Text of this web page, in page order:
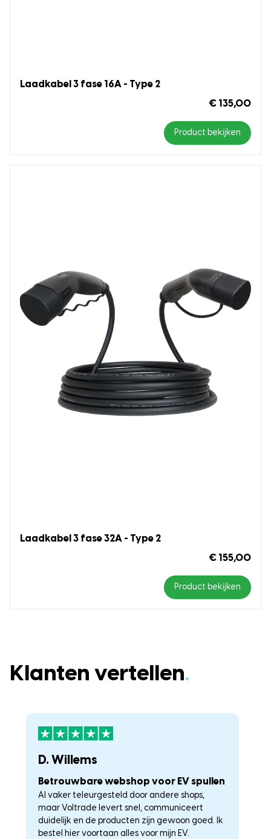
Laadkabel 3 fase 16A - Type 2
€ 135,00
Product bekijken
Laadkabel 3 fase 32A - Type 2
€ 155,00
Product bekijken
Klanten vertellen.
D. Willems
Betrouwbare webshop voor EV spullen
Al vaker teleurgesteld door andere shops,
maar Voltrade levert snel, communiceert
duidelijk en de producten zijn gewoon goed. Ik
bestel hier voortaan alles voor mijn EV.